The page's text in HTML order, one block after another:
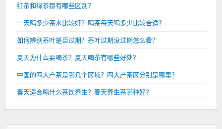
红茶和绿茶都有哪些区别？
一天喝多少茶水比较好？喝茶每天喝多少比较合适？
如何辨别茶叶是否过期？茶叶过期没过期怎么看？
夏天为什么要喝茶？夏天喝茶有哪些好处？
中国的四大产茶是哪几个区域？四大产茶区分别是哪里？
春天适合喝什么茶饮养生？春天养生茶哪种好？